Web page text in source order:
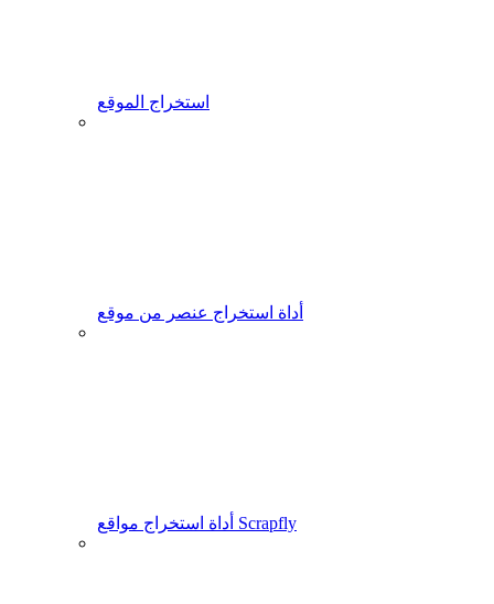
استخراج الموقع
أداة استخراج عنصر من موقع
أداة استخراج مواقع Scrapfly